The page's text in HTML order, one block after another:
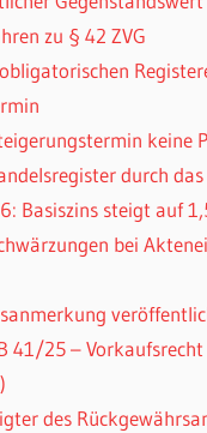
zu § 42 ZVG
keine
durch
Basiszins steigt auf
bei
41/25 – Vorkaufsrecht
des